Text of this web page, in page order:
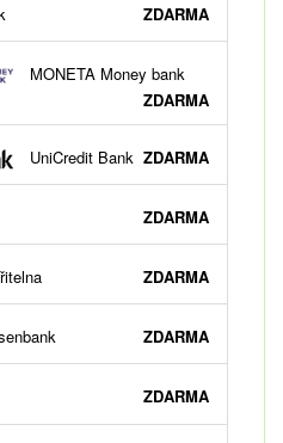
ZDARMA
MONETA Money bank
ZDARMA
UniCredit Bank ZDARMA
ZDARMA
ZDARMA
ZDARMA
ZDARMA